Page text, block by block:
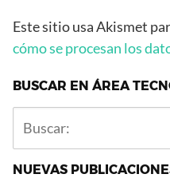
Este sitio usa Akismet
cómo se procesan los
BUSCAR EN ÁREA
NUEVAS